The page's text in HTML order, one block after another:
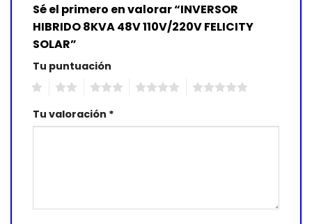
Sé el primero en valorar “INVERSOR
HIBRIDO 8KVA 48V 110V/220V FELICITY
SOLAR”
Tu puntuación
Tu valoración *